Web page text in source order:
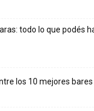
todo lo que podés
los 10 mejores